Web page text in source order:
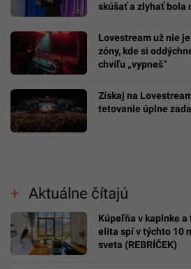
skúšať a zlyhať bola
Lovestream už nie
zóny, kde si
chvíľu „vypneš“
Získaj na
tetovanie úplne
Aktuálne čítajú
Kúpeľňa v kaplnke
elita spí v týchto 10
sveta (REBRÍČEK)